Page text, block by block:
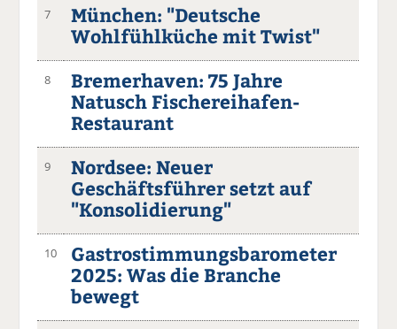
7
München: "Deutsche
Wohlfühlküche mit Twist"
8
Bremerhaven: 75 Jahre
Natusch Fischereihafen-
Restaurant
9
Nordsee: Neuer
Geschäftsführer setzt auf
"Konsolidierung"
10
Gastrostimmungsbarometer
2025: Was die Branche
bewegt